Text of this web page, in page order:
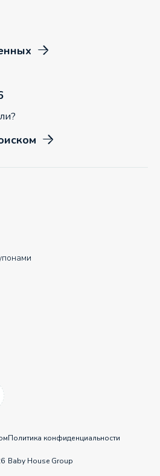
Политика конфиденциальности
Baby House Group